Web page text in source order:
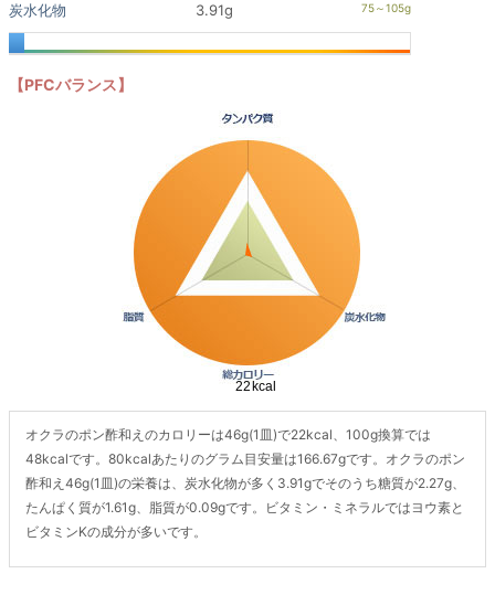
炭水化物 3.91g
【PFCバランス】
オクラのポン酢和えのカロリーは46g(1皿)で22kcal、100g換算では
48kcalです。80kcalあたりのグラム目安量は166.67gです。オクラのポン
酢和え46g(1皿)の栄養は、炭水化物が多く3.91gでそのうち糖質が2.27g、
たんぱく質が1.61g、脂質が0.09gです。ビタミン・ミネラルではヨウ素と
ビタミンKの成分が多いです。